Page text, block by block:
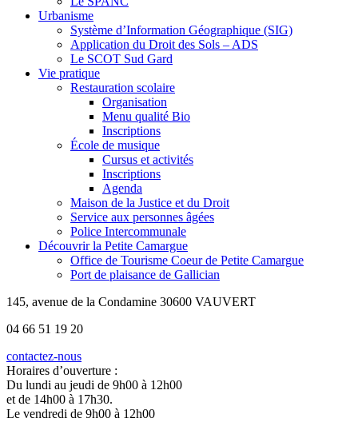
Urbanisme
Système d’Information Géographique (SIG)
Application du Droit des Sols – ADS
Le SCOT Sud Gard
Vie pratique
Restauration scolaire
Organisation
Menu qualité Bio
Inscriptions
École de musique
Cursus et activités
Inscriptions
Agenda
Maison de la Justice et du Droit
Service aux personnes âgées
Police Intercommunale
Découvrir la Petite Camargue
Office de Tourisme Coeur de Petite Camargue
Port de plaisance de Gallician
145, avenue de la Condamine 30600 VAUVERT
04 66 51 19 20
contactez-nous
Horaires d’ouverture :
Du lundi au jeudi de 9h00 à 12h00
et de 14h00 à 17h30.
Le vendredi de 9h00 à 12h00